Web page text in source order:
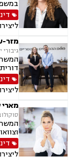
דיני
מזר-
גיבורי ישראל 22,
סוקולוב 26, באר